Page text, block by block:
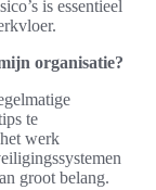
is essentieel
organisatie?
te
werk
groot belang.